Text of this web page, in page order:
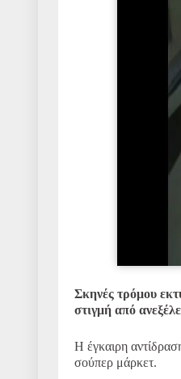
Σκηνές τρόμου
στιγμή από
Η έγκαιρη
σούπερ μάρκετ.